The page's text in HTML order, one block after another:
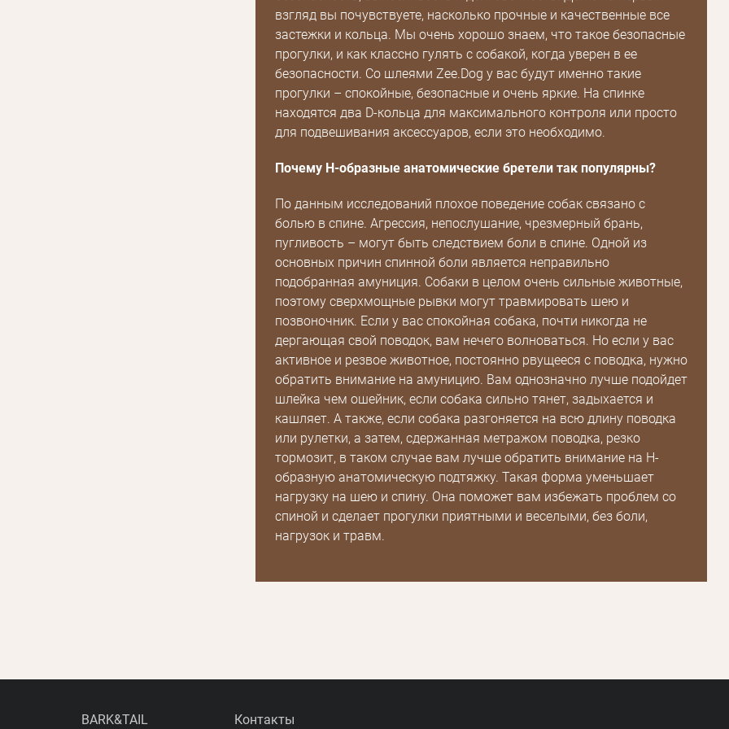
взгляд вы почувствуете, насколько прочные и качественные все
застежки и кольца. Мы очень хорошо знаем, что такое безопасные
прогулки, и как классно гулять с собакой, когда уверен в ее
безопасности. Со шлеями Zee.Dog у вас будут именно такие
прогулки – спокойные, безопасные и очень яркие. На спинке
находятся два D-кольца для максимального контроля или просто
для подвешивания аксессуаров, если это необходимо.
Почему Н-образные анатомические бретели так популярны?
По данным исследований плохое поведение собак связано с
болью в спине. Агрессия, непослушание, чрезмерный брань,
пугливость – могут быть следствием боли в спине. Одной из
основных причин спинной боли является неправильно
подобранная амуниция. Собаки в целом очень сильные животные,
поэтому сверхмощные рывки могут травмировать шею и
позвоночник. Если у вас спокойная собака, почти никогда не
дергающая свой поводок, вам нечего волноваться. Но если у вас
активное и резвое животное, постоянно рвущееся с поводка, нужно
обратить внимание на амуницию. Вам однозначно лучше подойдет
шлейка чем ошейник, если собака сильно тянет, задыхается и
кашляет. А также, если собака разгоняется на всю длину поводка
или рулетки, а затем, сдержанная метражом поводка, резко
тормозит, в таком случае вам лучше обратить внимание на Н-
образную анатомическую подтяжку. Такая форма уменьшает
нагрузку на шею и спину. Она поможет вам избежать проблем со
спиной и сделает прогулки приятными и веселыми, без боли,
нагрузок и травм.
BARK&TAIL Контакты
Получать уведомления о новинках,скидках,
Зарегистрироваться